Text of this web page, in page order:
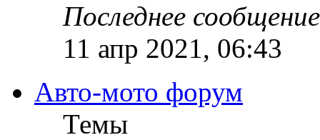
Последнее сообщение
11 апр 2021, 06:43
Авто-мото форум
Темы